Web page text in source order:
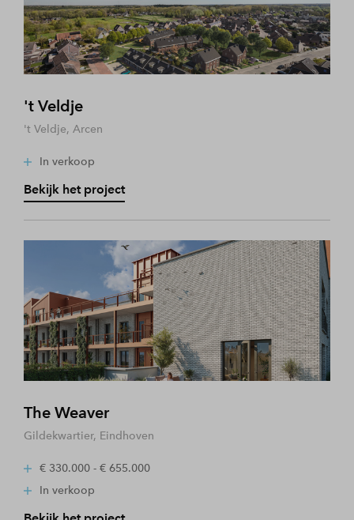
't Veldje
't Veldje, Arcen
In verkoop
Bekijk het project
The Weaver
Gildekwartier, Eindhoven
€ 330.000 - € 655.000
In verkoop